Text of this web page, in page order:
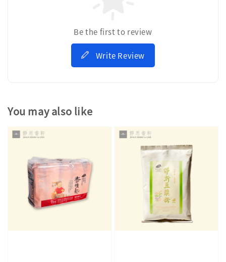
Be the first to review
Write Review
You may also like